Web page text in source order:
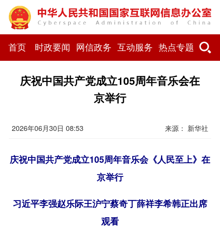
首页 时政要闻 网信政务 互动服务 热点专题
庆祝中国共产党成立105周年音乐会在
京举行
2026年06月30日 08:53 来源： 新华社
庆祝中国共产党成立105周年音乐会《人民至上》在
京举行
习近平李强赵乐际王沪宁蔡奇丁薛祥李希韩正出席
观看